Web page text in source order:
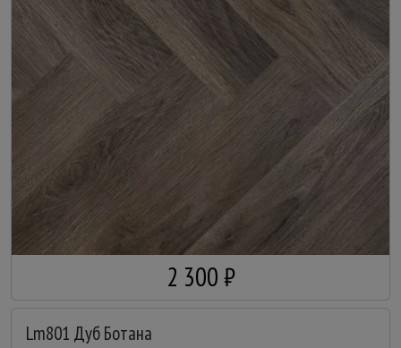
2 300 ₽
Lm801 Дуб Ботана